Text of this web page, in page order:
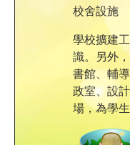
校舍設施
學校擴建
識。另外
書館、輔
政室、設
場，為學